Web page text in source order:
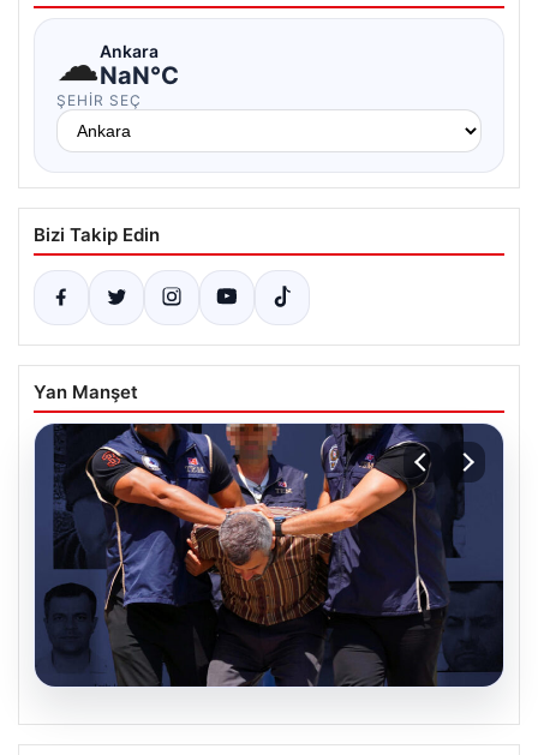
☁Ankara
NaN°C
ŞEHIR SEÇ
Bizi Takip Edin
Yan Manşet
08.08.2026